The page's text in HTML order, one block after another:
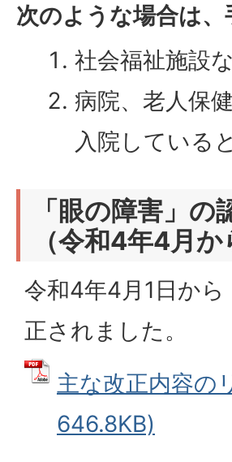
次のような場合は
社会福祉施設
病院、老人保
入院している
「眼の障害」
（令和4年4月か
令和4年4月1日か
正されました。
主な改正内容の
646.8KB)